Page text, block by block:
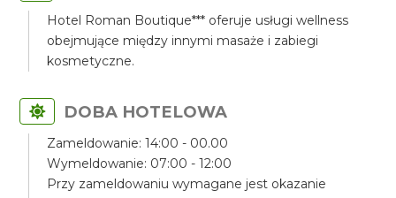
Hotel Roman Boutique*** oferuje usługi wellness
obejmujące między innymi masaże i zabiegi
kosmetyczne.
DOBA HOTELOWA
Zameldowanie: 14:00 - 00.00
Wymeldowanie: 07:00 - 12:00
Przy zameldowaniu wymagane jest okazanie